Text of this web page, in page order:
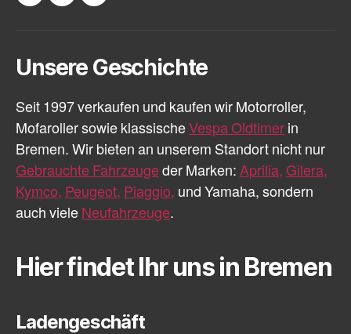
Unsere Geschichte
Seit 1997 verkaufen und kaufen wir Motorroller,
Mofaroller sowie klassischeVespa Oldtimer in
Bremen. Wir bieten an unserem Standort nicht nur
Gebrauchte Fahrzeugeder Marken: Aprilia, Gilera,
Kymco, Peugeot, Piaggio, und Yamaha, sondern
auch viele Neufahrzeuge.
Hier findet Ihr uns in Bremen
Ladengeschäft